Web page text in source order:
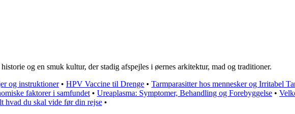
og en smuk kultur, der stadig afspejles i øernes arkitektur, mad og traditioner.
og instruktioner• HPV Vaccine til Drenge • Tarmparasitter hos mennesker og Irritabel
faktorer i samfundet • Ureaplasma: Symptomer, Behandling og Forebyggelse •
hvad du skal vide før din rejse •